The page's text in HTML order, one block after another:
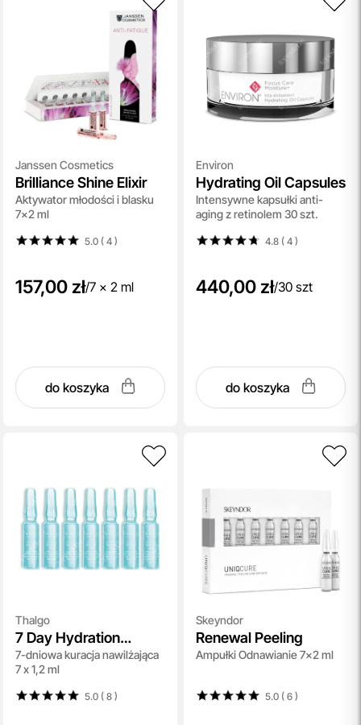
Janssen Cosmetics
Brilliance Shine Elixir
Aktywator młodości i blasku
7x2 ml
5.0 ( 4)
157,00 zł/7 x 2 ml
do koszyka
Environ
Hydrating Oil Capsules
Intensywne kapsułki anti-
aging z retinolem 30 szt.
4.8 ( 4)
440,00 zł/30 szt
do koszyka
Thalgo
7 Day Hydration
Treatment
7-dniowa kuracja nawilżająca
7 x 1,2 ml
5.0 ( 8)
Skeyndor
Renewal Peeling
Ampułki Odnawianie 7x2 ml
5.0 ( 6)